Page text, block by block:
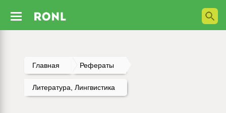
Главная Рефераты
Литература, Лингвистика